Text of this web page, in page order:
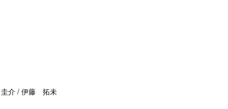
圭介 / 伊藤 拓未